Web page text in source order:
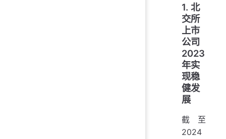
1. 北
交所
上市
公司
2023
年实
现稳
健发
展
截至
2024